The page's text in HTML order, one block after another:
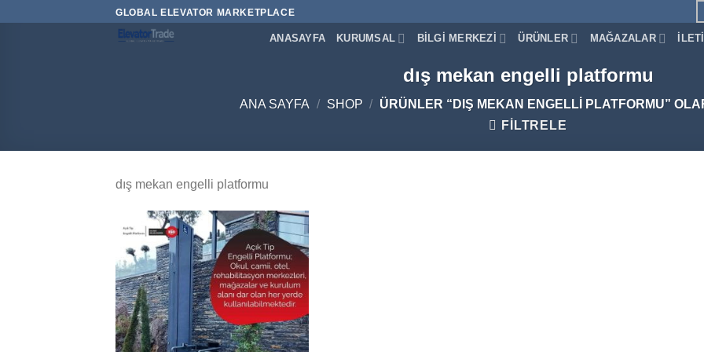
GLOBAL ELEVATOR MARKETPLACE
ANASAYFA KURUMSAL BILGI MERKEZI ÜRÜNLER MAĞAZALAR
dış mekan engelli platformu
ANA SAYFA / SHOP / ÜRÜNLER “DIŞ MEKAN ENGELLI PLATFORMU”
FILTRELE
dış mekan engelli platformu
Add to
wishlist